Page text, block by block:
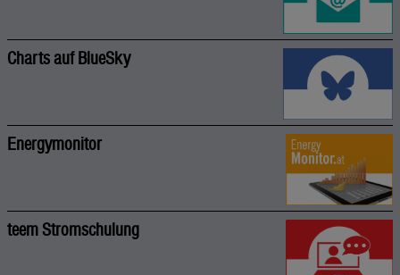
Charts auf BlueSky
Energymonitor
teem Stromschulung